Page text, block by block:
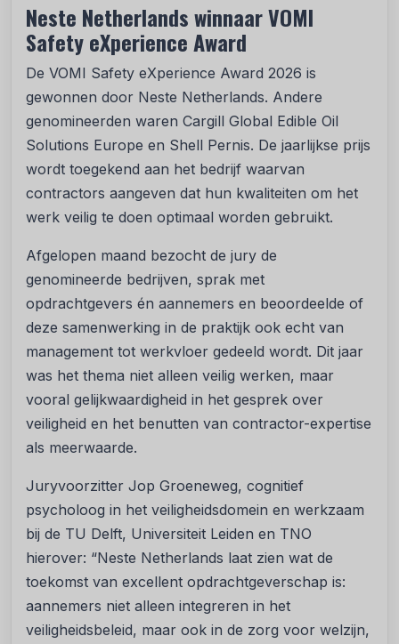
Neste Netherlands winnaar VOMI
Safety eXperience Award
De VOMI Safety eXperience Award 2026 is
gewonnen door Neste Netherlands. Andere
genomineerden waren Cargill Global Edible Oil
Solutions Europe en Shell Pernis. De jaarlijkse prijs
wordt toegekend aan het bedrijf waarvan
contractors aangeven dat hun kwaliteiten om het
werk veilig te doen optimaal worden gebruikt.
Afgelopen maand bezocht de jury de
genomineerde bedrijven, sprak met
opdrachtgevers én aannemers en beoordeelde of
deze samenwerking in de praktijk ook echt van
management tot werkvloer gedeeld wordt. Dit jaar
was het thema niet alleen veilig werken, maar
vooral gelijkwaardigheid in het gesprek over
veiligheid en het benutten van contractor-expertise
als meerwaarde.
Juryvoorzitter Jop Groeneweg, cognitief
psycholoog in het veiligheidsdomein en werkzaam
bij de TU Delft, Universiteit Leiden en TNO
hierover: “Neste Netherlands laat zien wat de
toekomst van excellent opdrachtgeverschap is:
aannemers niet alleen integreren in het
veiligheidsbeleid, maar ook in de zorg voor welzijn,